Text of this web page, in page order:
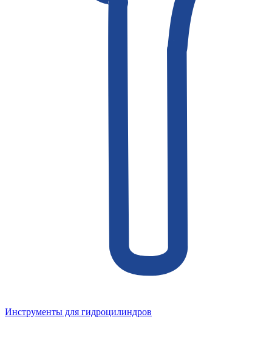
Инструменты для гидроцилиндров